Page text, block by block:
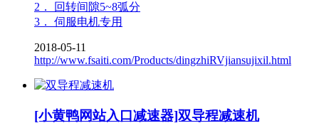
2． 回转间隙5~8弧分
3． 伺服电机专用
2018-05-11
http://www.fsaiti.com/Products/dingzhiRVjiansujixil.html
[小黄鸭网站入口减速器]双导程减速机